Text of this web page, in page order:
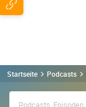
Startseite Podcasts